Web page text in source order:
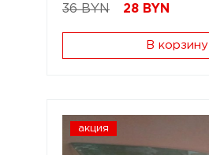
36 BYN 28 BYN
В корзину
акция